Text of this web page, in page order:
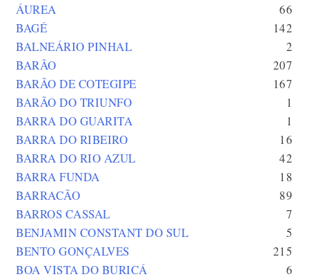
ÁUREA
66
BAGÉ
142
BALNEÁRIO PINHAL
2
BARÃO
207
BARÃO DE COTEGIPE
167
BARÃO DO TRIUNFO
1
BARRA DO GUARITA
1
BARRA DO RIBEIRO
16
BARRA DO RIO AZUL
42
BARRA FUNDA
18
BARRACÃO
89
BARROS CASSAL
7
BENJAMIN CONSTANT DO SUL
5
BENTO GONÇALVES
215
BOA VISTA DO BURICÁ
6